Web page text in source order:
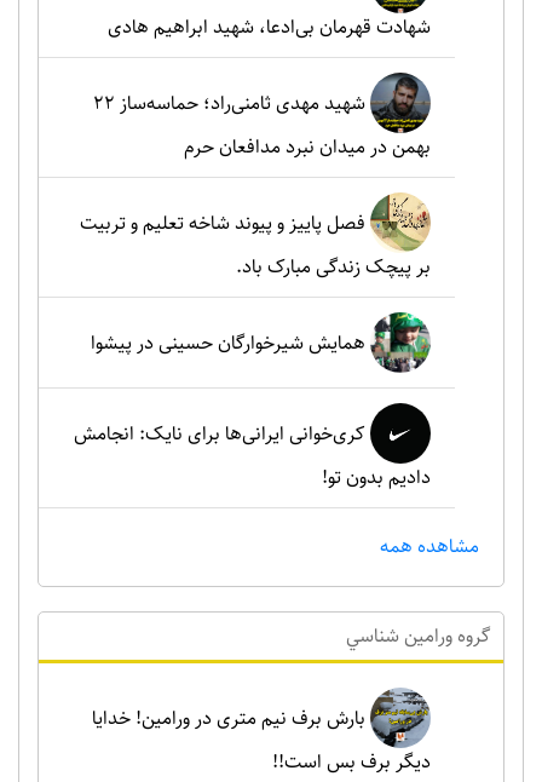
شهادت قهرمان بی‌ادعا، شهید ابراهیم هادی
شهید مهدی ثامنی‌راد؛ حماسه‌ساز ۲۲
بهمن در میدان نبرد مدافعان حرم
فصل پاییز و پیوند شاخه تعلیم و تربیت
بر پیچک زندگی مبارک باد.
همایش شیرخوارگان حسینی در پیشوا
کری‌خوانی ایرانی‌ها برای نایک: انجامش
دادیم بدون تو!
مشاهده همه
گروه ورامين شناسي
بارش برف نیم متری در ورامین! خدایا
دیگر برف بس است!!